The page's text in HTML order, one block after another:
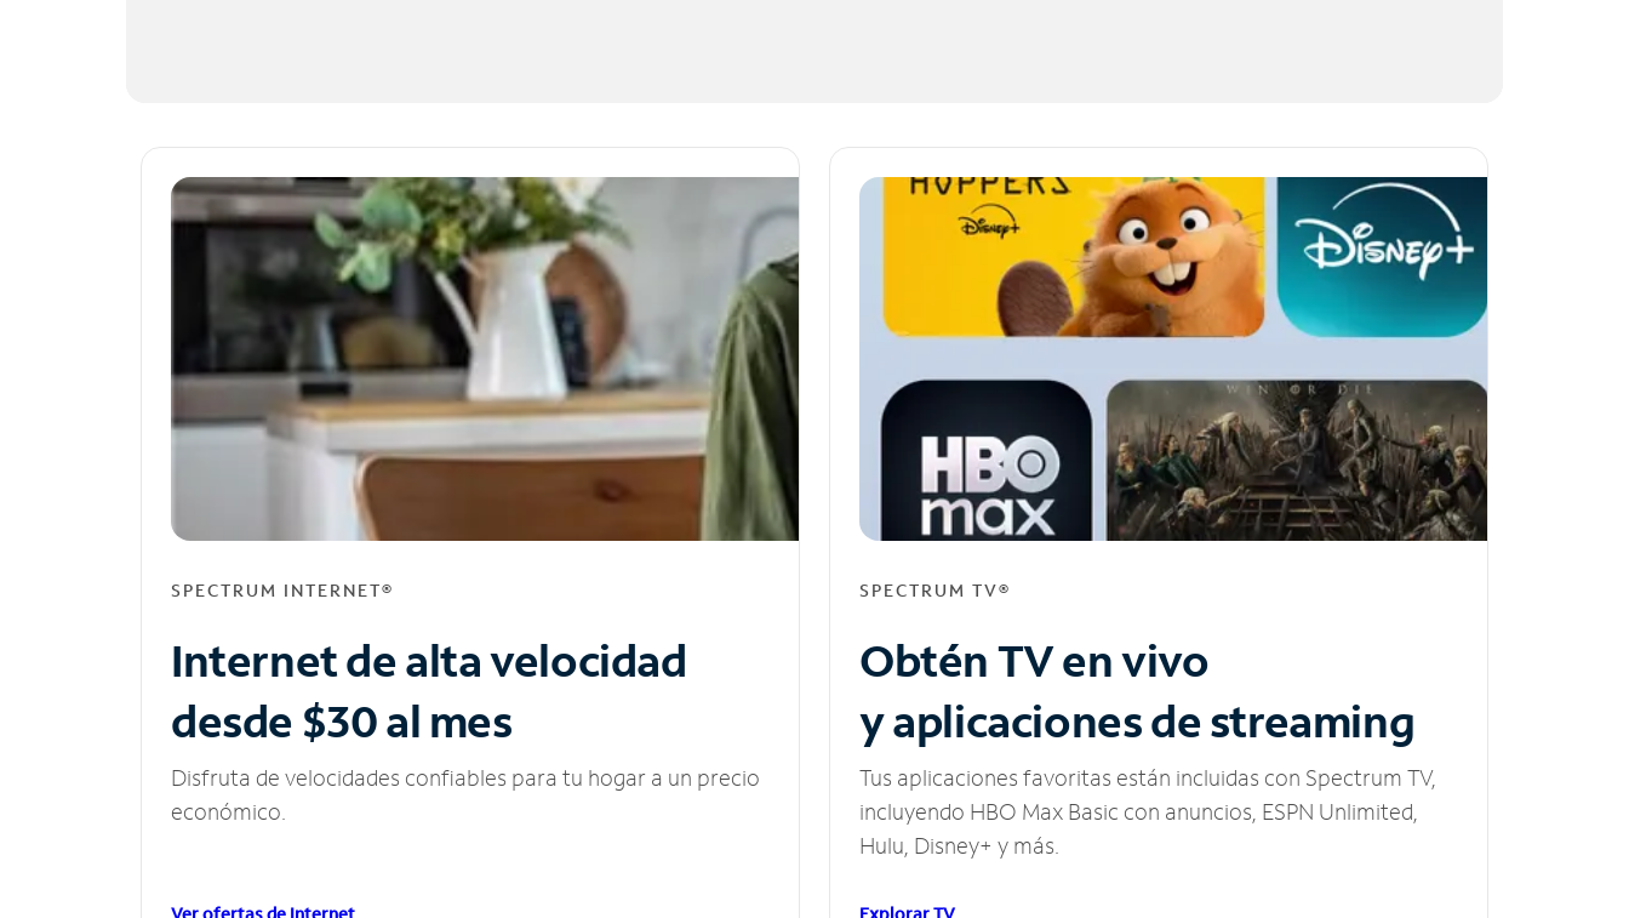
SPECTRUM INTERNET®
Internet de alta velocidad
desde $30 al mes
Disfruta de velocidades confiables para tu hogar a un precio
económico.
SPECTRUM TV®
Obtén TV en vivo
y aplicaciones de streaming
Tus aplicaciones favoritas están incluidas con Spectrum TV,
incluyendo HBO Max Basic con anuncios, ESPN Unlimited,
Hulu, Disney+ y más.